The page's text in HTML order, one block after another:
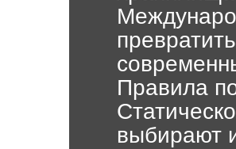
Правила
выбирают